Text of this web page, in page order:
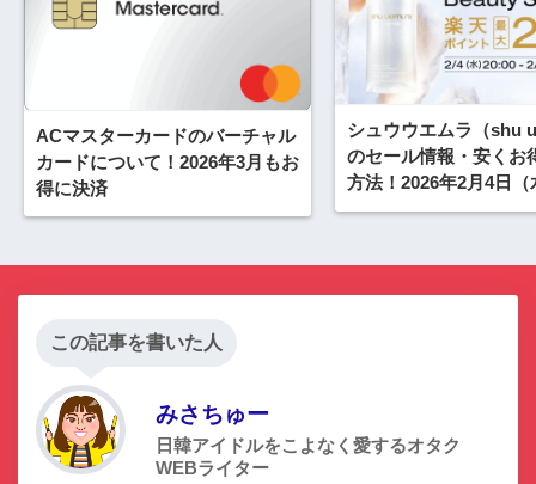
ACマスターカードのバーチャル
カードについて！2026年3月もお
得に決済
シュウウエムラ（shu
のセール情報・安くお
方法！2026年2月4日（
楽天お買い物マラソン
この記事を書いた人
みさちゅー
日韓アイドルをこよなく愛するオタク
WEBライター